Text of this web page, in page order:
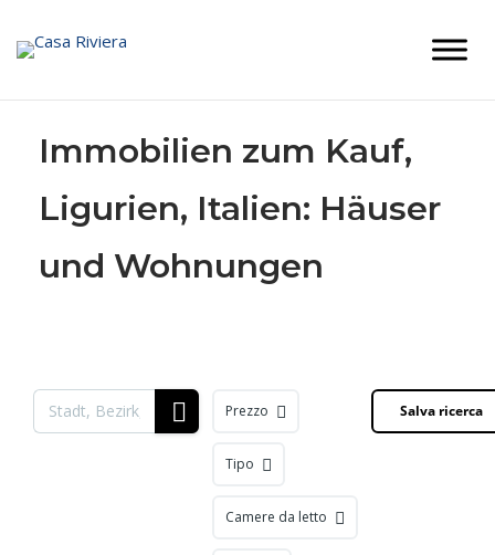
Immobilien zum Kauf,
Ligurien, Italien: Häuser
und Wohnungen
Salva ricerca
Prezzo
Tipo
Camere da letto